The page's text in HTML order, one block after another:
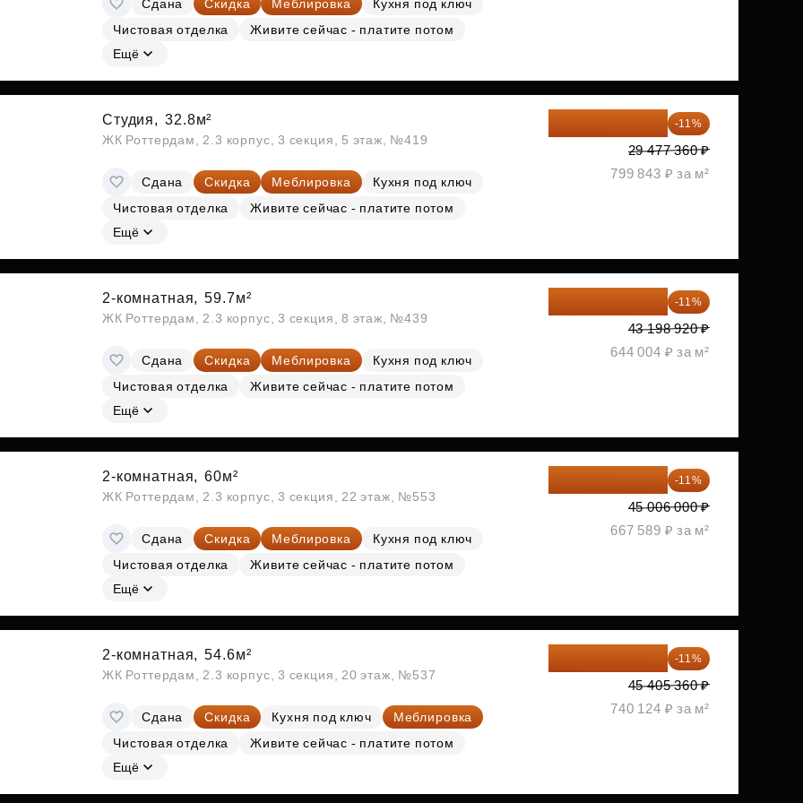
Субсидии
Сдана Скидка Меблировка
Кухня под ключ
Чистовая отделка
Живите сейчас - платите потом
Ещё
Студия, 32.8м²
ЖК Роттердам, 2.3 корпус, 3 секция, 5 этаж, №419
Сдана Скидка Меблировка
Кухня под ключ
Чистовая отделка
Живите сейчас - платите потом
Ещё
-11%
29 477 360 ₽
799 843 ₽ за м²
2-комнатная, 59.7м²
ЖК Роттердам, 2.3 корпус, 3 секция, 8 этаж, №439
Сдана Скидка Меблировка
Кухня под ключ
Чистовая отделка
Живите сейчас - платите потом
Ещё
-11%
43 198 920 ₽
644 004 ₽ за м²
2-комнатная, 60м²
ЖК Роттердам, 2.3 корпус, 3 секция, 22 этаж, №553
Сдана Скидка Меблировка
Кухня под ключ
Чистовая отделка
Живите сейчас - платите потом
Ещё
-11%
45 006 000 ₽
667 589 ₽ за м²
2-комнатная, 54.6м²
ЖК Роттердам, 2.3 корпус, 3 секция, 20 этаж, №537
Сдана Скидка Кухня под ключ
Меблировка
Чистовая отделка
Живите сейчас - платите потом
Ещё
-11%
45 405 360 ₽
740 124 ₽ за м²